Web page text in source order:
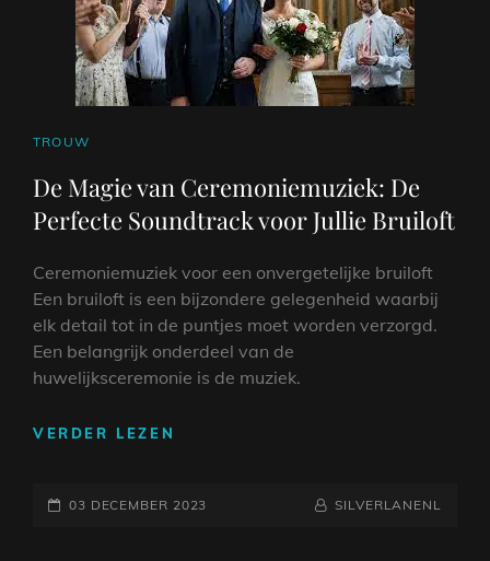
CAT
TROUW
De Magie van Ceremoniemuziek: De
Perfecte Soundtrack voor Jullie Bruiloft
Ceremoniemuziek voor een onvergetelijke bruiloft
Een bruiloft is een bijzondere gelegenheid waarbij
elk detail tot in de puntjes moet worden verzorgd.
Een belangrijk onderdeel van de
huwelijksceremonie is de muziek.
VERDER LEZEN
CEREMONIEMUZIEK:
GEPLAATST
03 DECEMBER 2023 NAAMREGEL
BYLINE
SILVERLANENL